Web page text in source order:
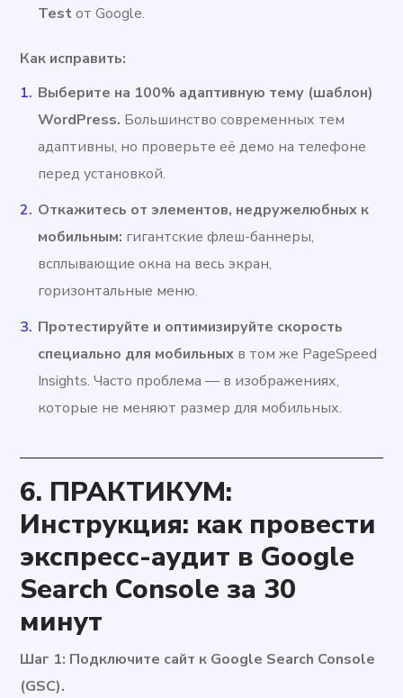
Testот Google.
Как исправить:
Выберите на 100% адаптивную тему (шаблон)
WordPress. Большинство современных тем
адаптивны, но проверьте её демо на телефоне
перед установкой.
Откажитесь от элементов, недружелюбных к
мобильным: гигантские флеш-баннеры,
всплывающие окна на весь экран,
горизонтальные меню.
Протестируйте и оптимизируйте скорость
специально для мобильных в том же PageSpeed
Insights. Часто проблема — в изображениях,
которые не меняют размер для мобильных.
6. ПРАКТИКУМ:
Инструкция: как провести
экспресс-аудит в Google
Search Console за 30
минут
Шаг 1: Подключите сайт к Google Search Console
(GSC).